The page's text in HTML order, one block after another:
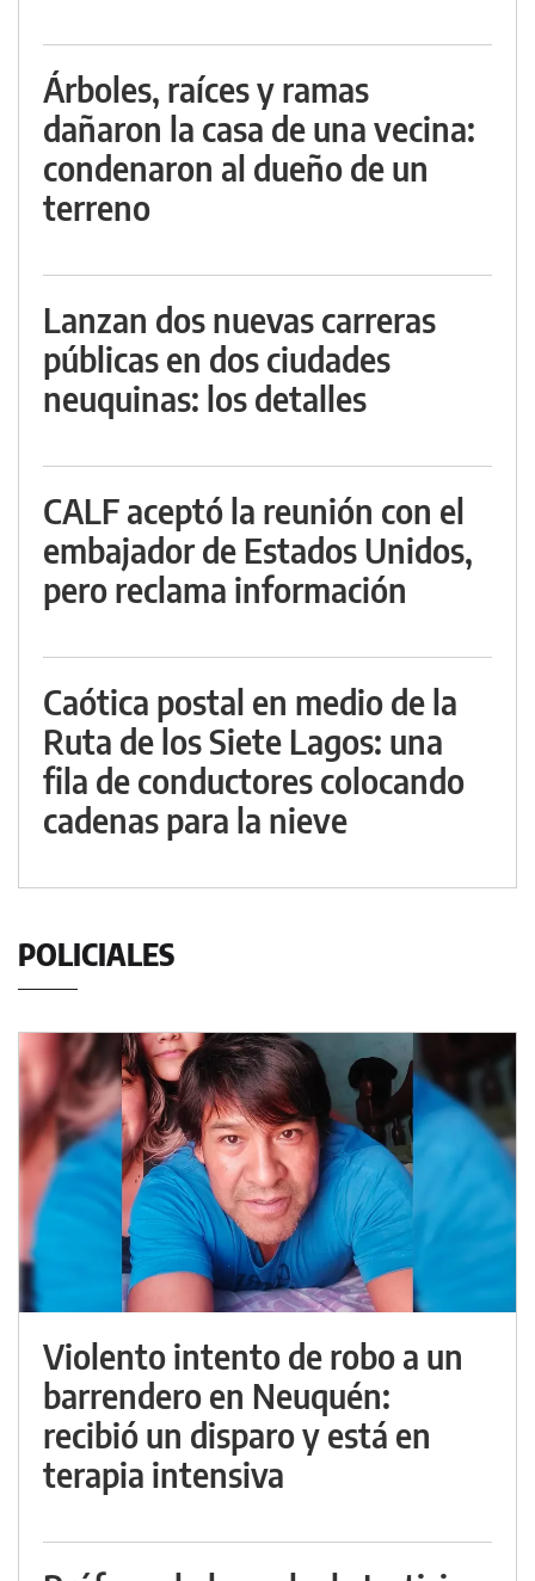
Árboles, raíces y ramas
dañaron la casa de una vecina:
condenaron al dueño de un
terreno
Lanzan dos nuevas carreras
públicas en dos ciudades
neuquinas: los detalles
CALF aceptó la reunión con el
embajador de Estados Unidos,
pero reclama información
Caótica postal en medio de la
Ruta de los Siete Lagos: una
fila de conductores colocando
cadenas para la nieve
POLICIALES
Violento intento de robo a un
barrendero en Neuquén:
recibió un disparo y está en
terapia intensiva